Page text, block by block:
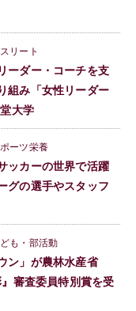
リート
ーダー・コーチを支
組み「女性リーダー
大学
ーツ栄養
ッカーの世界で活躍
の選手やスタッフ
も・部活動
ン」が農林水産省
』審査委員特別賞を受